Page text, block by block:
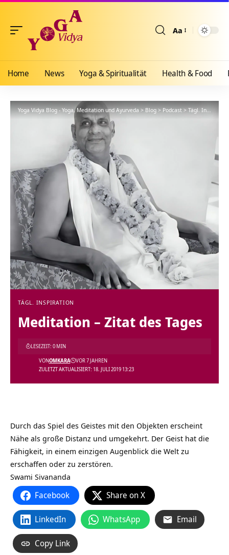
Aa
Home News Yoga & Spiritualität Health & Food
Yoga Vidya Blog - Yoga, Meditation und Ayurveda>Blog>Podcast>Tägl. Inspiration
TÄGL. INSPIRATION
Meditation – Zitat des Tages
ZULETZT AKTUALISIERT: 18. JULI 2019 13:23
VONOMKARA VOR 7 JAHREN
LESEZEIT: 0 MIN
Durch das Spiel des Geistes mit den Objekten erscheint
Nähe als große Distanz und umgekehrt. Der Geist hat die
Fähigkeit, in einem einzigen Augenblick die Welt zu
erschaffen oder zu zerstören.
Swami Sivananda
Facebook Share on X
LinkedIn WhatsApp Email
Copy Link